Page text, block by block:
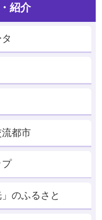
紹介
都市
プ
のふるさと